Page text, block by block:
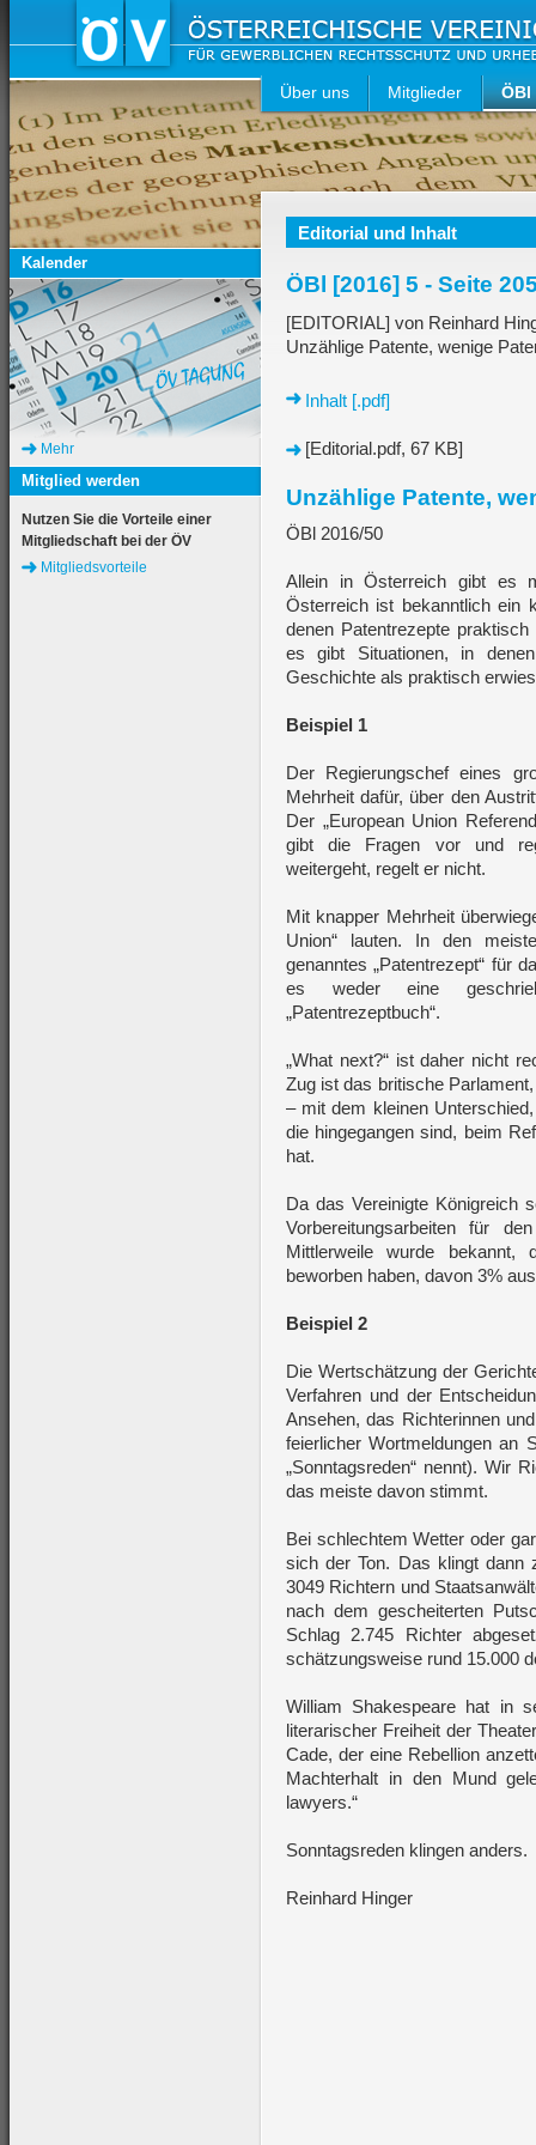
Über uns Mitglieder ÖBl
Editorial und Inhalt
ÖBl [2016] 5 - Seite
[EDITORIAL] von Reinhard
Unzählige Patente, wenige
Inhalt [.pdf]
[Editorial.pdf, 67 KB]
Unzählige Patente,
ÖBl 2016/50
Allein in Österreich gibt es
Österreich ist bekanntlich ein
denen Patentrezepte
es gibt Situationen, in
Geschichte als praktisch
Beispiel 1
Der Regierungschef eines
Mehrheit dafür, über den
Der „European Union
gibt die Fragen vor und
weitergeht, regelt er nicht.
Mit knapper Mehrheit
Union“ lauten. In den
genanntes „Patentrezept“ für
es weder eine
„Patentrezeptbuch“.
„What next?“ ist daher nicht
Zug ist das britische
– mit dem kleinen
die hingegangen sind, beim
hat.
Da das Vereinigte Königreich
Vorbereitungsarbeiten für
Mittlerweile wurde
beworben haben, davon 3%
Beispiel 2
Die Wertschätzung der
Verfahren und der
Ansehen, das Richterinnen
feierlicher Wortmeldungen an
„Sonntagsreden“ nennt). Wir
das meiste davon stimmt.
Bei schlechtem Wetter oder
sich der Ton. Das klingt dann
3049 Richtern und
nach dem gescheiterten
Schlag 2.745 Richter
schätzungsweise rund 15.000
William Shakespeare hat in
literarischer Freiheit der
Cade, der eine Rebellion
Machterhalt in den Mund
lawyers.“
Sonntagsreden klingen anders.
Reinhard Hinger
Kalender
Mehr
Mitglied werden
Nutzen Sie die Vorteile einer
Mitgliedschaft bei der ÖV
Mitgliedsvorteile